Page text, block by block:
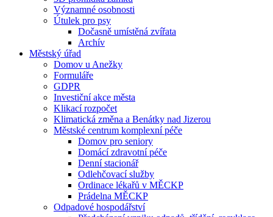
Významné osobnosti
Útulek pro psy
Dočasně umístěná zvířata
Archív
Městský úřad
Domov u Anežky
Formuláře
GDPR
Investiční akce města
Klikací rozpočet
Klimatická změna a Benátky nad Jizerou
Městské centrum komplexní péče
Domov pro seniory
Domácí zdravotní péče
Denní stacionář
Odlehčovací služby
Ordinace lékařů v MĚCKP
Prádelna MĚCKP
Odpadové hospodářství